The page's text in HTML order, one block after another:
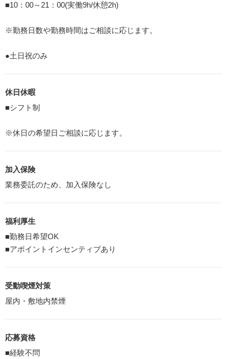
■10：00～21：00(実働9h/休憩2h)
※勤務日数や勤務時間はご相談に応じます。
●土日祝のみ
休日休暇
■シフト制
※休日の希望日ご相談に応じます。
加入保険
業務委託のため、加入保険なし
福利厚生
■勤務日希望OK
■アポイントインセンティブあり
受動喫煙対策
屋内・敷地内禁煙
応募資格
■経験不問